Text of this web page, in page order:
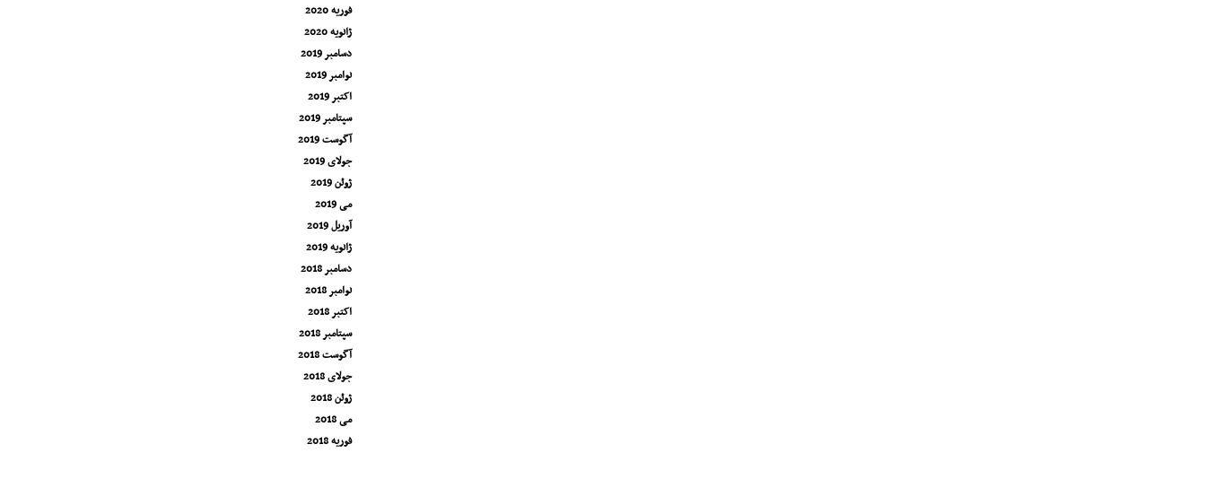
فوریه 2020
ژانویه 2020
دسامبر 2019
نوامبر 2019
اکتبر 2019
سپتامبر 2019
آگوست 2019
جولای 2019
ژوئن 2019
می 2019
آوریل 2019
ژانویه 2019
دسامبر 2018
نوامبر 2018
اکتبر 2018
سپتامبر 2018
آگوست 2018
جولای 2018
ژوئن 2018
می 2018
فوریه 2018